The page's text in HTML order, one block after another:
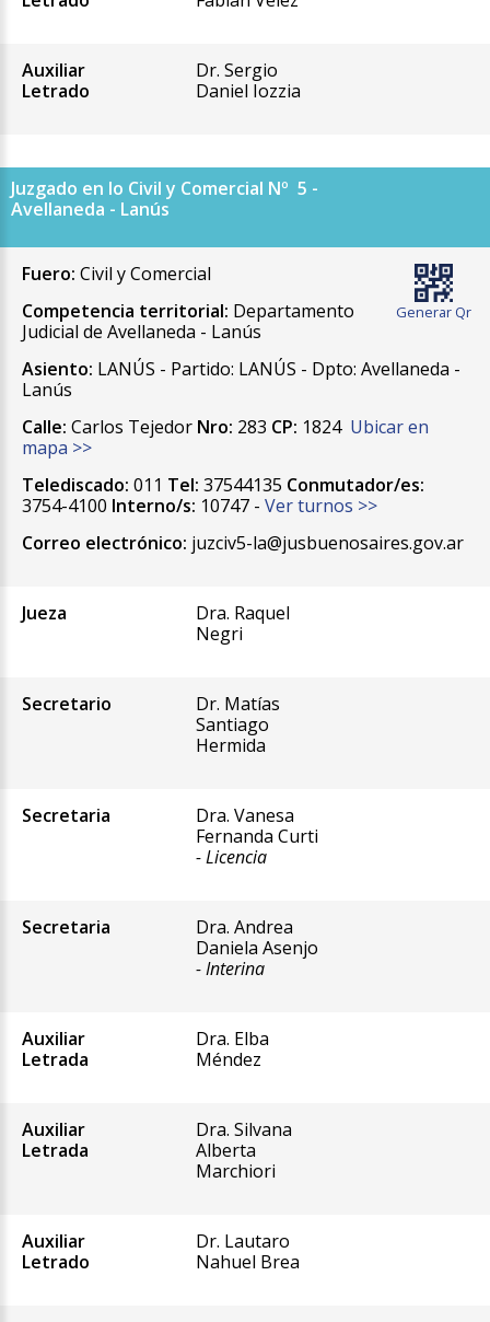
Auxiliar
Letrado
Dr. Sergio
Daniel Iozzia
Juzgado en lo Civil y Comercial Nº 5 -
Avellaneda - Lanús
Generar Qr
Fuero: Civil y Comercial
Competencia territorial: Departamento
Judicial de Avellaneda - Lanús
Asiento: LANÚS - Partido: LANÚS - Dpto: Avellaneda -
Lanús
Calle: Carlos Tejedor Nro: 283 CP: 1824 Ubicar en
mapa >>
Telediscado: 011 Tel: 37544135 Conmutador/es:
3754-4100 Interno/s: 10747 - Ver turnos >>
Correo electrónico: juzciv5-la@jusbuenosaires.gov.ar
Jueza
Dra. Raquel
Negri
Secretario
Dr. Matías
Santiago
Hermida
Secretaria
Dra. Vanesa
Fernanda Curti
- Licencia
Secretaria
Dra. Andrea
Daniela Asenjo
- Interina
Auxiliar
Letrada
Dra. Elba
Méndez
Auxiliar
Letrada
Dra. Silvana
Alberta
Marchiori
Auxiliar
Letrado
Dr. Lautaro
Nahuel Brea